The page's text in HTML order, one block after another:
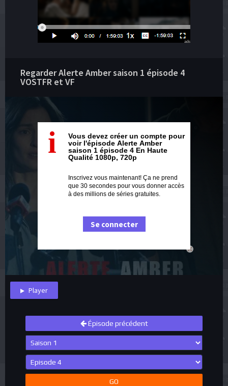
ads
Regarder Alerte Amber saison 1 épisode 4
VOSTFR et VF
close
i
Vous devez créer un compte pour
voir l'épisode Alerte Amber
saison 1 épisode 4 En Haute
Qualité 1080p, 720p
Inscrivez vous maintenant! Ça ne prend
que 30 secondes pour vous donner accès
à des millions de séries gratuites.
Se connecter
Player
Épisode précédent
GO